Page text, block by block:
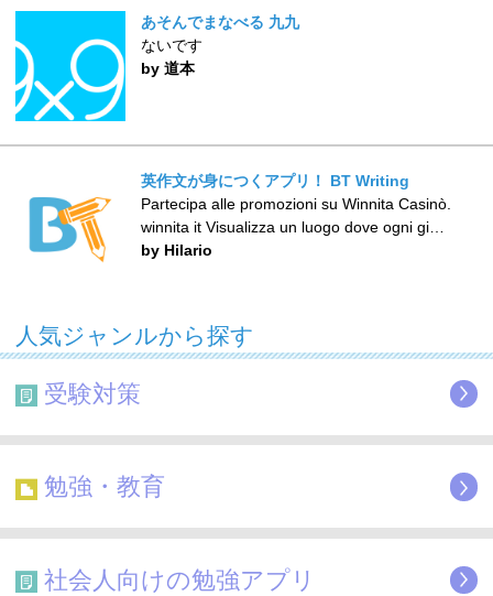
あそんでまなべる 九九
ないです
by 道本
英作文が身につくアプリ！ BT Writing
Partecipa alle promozioni su Winnita Casinò.
winnita it Visualizza un luogo dove ogni gi…
by Hilario
人気ジャンルから探す
受験対策
勉強・教育
社会人向けの勉強アプリ